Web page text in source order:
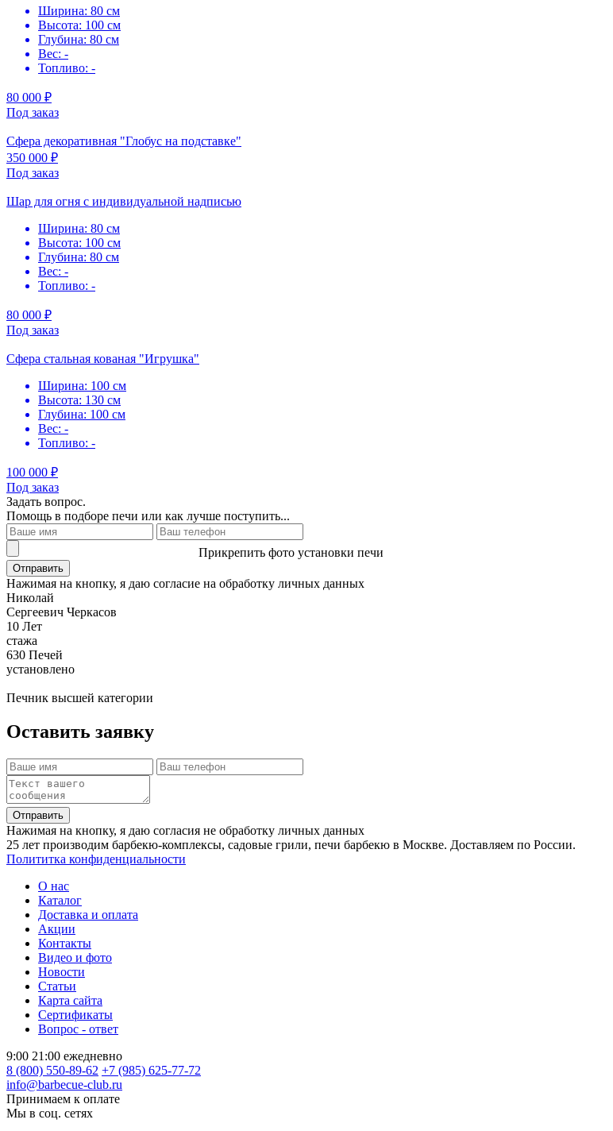
Ширина: 80 см
Высота: 100 см
Глубина: 80 см
Вес: -
Топливо: -
80 000 ₽
Под заказ
Сфера декоративная "Глобус на подставке"
350 000 ₽
Под заказ
Шар для огня с индивидуальной надписью
Ширина: 80 см
Высота: 100 см
Глубина: 80 см
Вес: -
Топливо: -
80 000 ₽
Под заказ
Сфера стальная кованая "Игрушка"
Ширина: 100 см
Высота: 130 см
Глубина: 100 см
Вес: -
Топливо: -
100 000 ₽
Под заказ
Задать вопрос.
Помощь в подборе печи или как лучше поступить...
Прикрепить фото установки печи
Отправить
Нажимая на кнопку, я даю согласие на обработку личных данных
Николай
Сергеевич Черкасов
10 Лет
стажа
630 Печей
установлено
Печник высшей категории
Оставить заявку
Отправить
Нажимая на кнопку, я даю согласия не обработку личных данных
25 лет производим барбекю-комплексы, садовые грили, печи барбекю в Москве. Доставляем по России.
Полититка конфиденциальности
О нас
Каталог
Доставка и оплата
Акции
Контакты
Видео и фото
Новости
Статьи
Карта сайта
Сертификаты
Вопрос - ответ
9:00 21:00 ежедневно
8 (800) 550-89-62 +7 (985) 625-77-72
info@barbecue-club.ru
Принимаем к оплате
Мы в соц. сетях